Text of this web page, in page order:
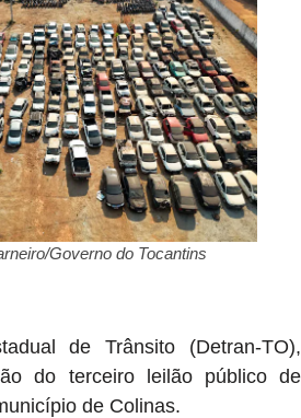
Governo do Tocantins
de Trânsito (Detran-TO),
do terceiro leilão público de
de Colinas.